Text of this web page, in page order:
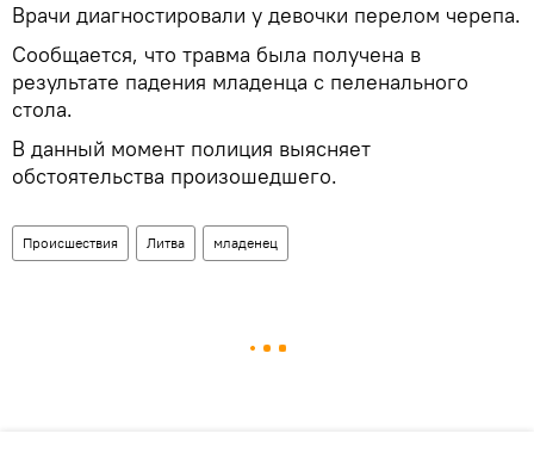
Врачи диагностировали у девочки перелом черепа.
Сообщается, что травма была получена в
результате падения младенца с пеленального
стола.
В данный момент полиция выясняет
обстоятельства произошедшего.
Происшествия Литва младенец